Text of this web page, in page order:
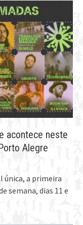
acontece neste
Alegre
única, a primeira
semana, dias 11 e